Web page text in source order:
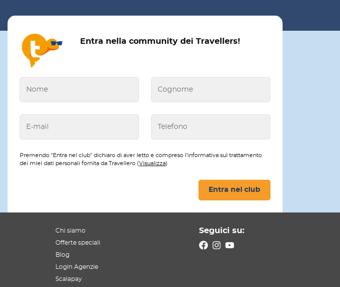
Entra nella community dei Travellers!
Premendo "Entra nel club" dichiaro di aver letto e compreso l'informativa sul trattamento
dei miei dati personali fornita da Travellero (Visualizza)
Entra nel club
Chi siamo
Offerte speciali
Blog
Login Agenzie
Scalapay
Seguici su: